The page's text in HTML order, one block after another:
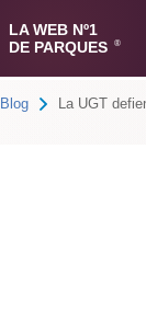
LA WEB Nº1
DE PARQUES
®
Blog La UGT